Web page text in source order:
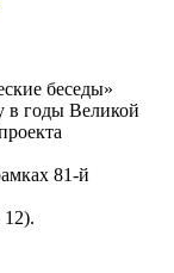
в годы Великой
81-й